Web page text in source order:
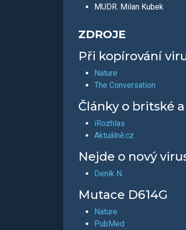
MUDR. Milan Kubek
ZDROJE
Při kopírování
Nature
The Conversation
Články o britské
iRozhlas
Aktuálně.cz
Nejde o nový
Deník N
Mutace D614G
Nature
PubMed